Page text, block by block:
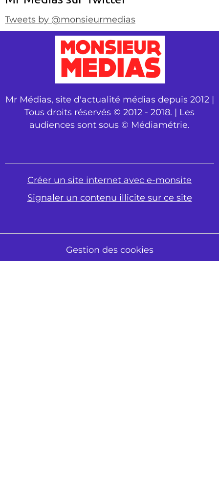
Tweets by @monsieurmedias
Mr Médias, site d'actualité médias depuis 2012 |
Tous droits réservés © 2012 - 2018. | Les
audiences sont sous © Médiamétrie.
Créer un site internet avec e-monsite
Signaler un contenu illicite sur ce site
Gestion des cookies